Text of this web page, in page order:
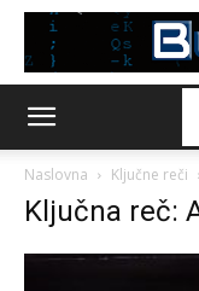
Naslovna Ključne reči
Ključna reč: